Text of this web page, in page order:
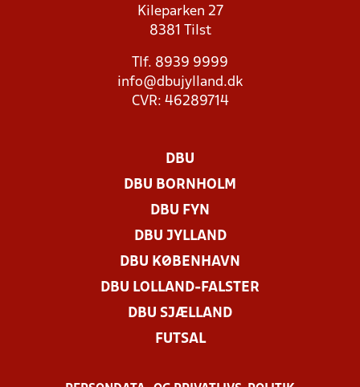
Kileparken 27
8381 Tilst
Tlf. 8939 9999
info@dbujylland.dk
CVR: 46289714
DBU
DBU BORNHOLM
DBU FYN
DBU JYLLAND
DBU KØBENHAVN
DBU LOLLAND-FALSTER
DBU SJÆLLAND
FUTSAL